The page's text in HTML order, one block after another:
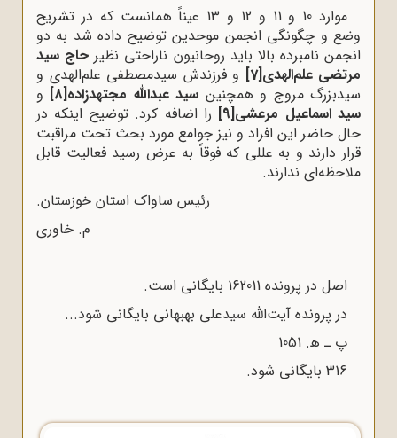
موارد 10 و 11 و 12 و 13 عیناً همانست که در تشریح
وضع و چگونگی انجمن موحدین توضیح داده شد به دو
انجمن نامبرده بالا باید روحانیون ناراحتی نظیر حاج سید
مرتضی علم‌الهدی[7] و فرزندش سیدمصطفی علم‌الهدی و
سیدبزرگ مروج و همچنین سید عبدالله مجتهدزاده[8] و
سید اسماعیل مرعشی[9] را اضافه کرد. توضیح اینکه در
حال حاضر این افراد و نیز جوامع مورد بحث تحت مراقبت
قرار دارند و به عللی که فوقاً‌ به عرض رسید فعالیت قابل
ملاحظه‌ای ندارند.
رئیس ساواک استان خوزستان.
م. خاوری
اصل در پرونده 162011 بایگانی است.
در پرونده آیت‌الله سیدعلی بهبهانی بایگانی شود...
پ ـ‌ ﻫ. 1051
316 بایگانی شود.